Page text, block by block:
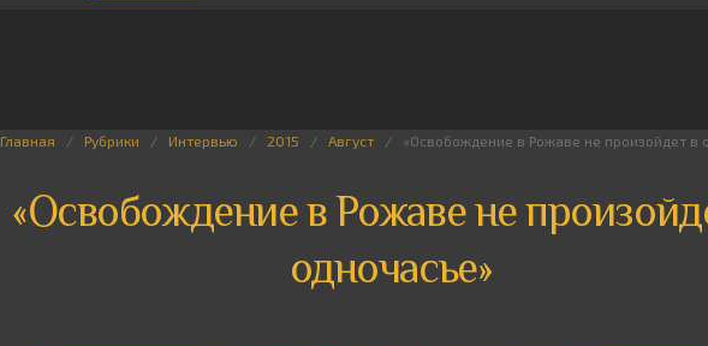
Главная Рубрики Интервью 2015 Август «Освобождение в Рожаве не произойдет в
«Освобождение в Рожаве не
одночасье»